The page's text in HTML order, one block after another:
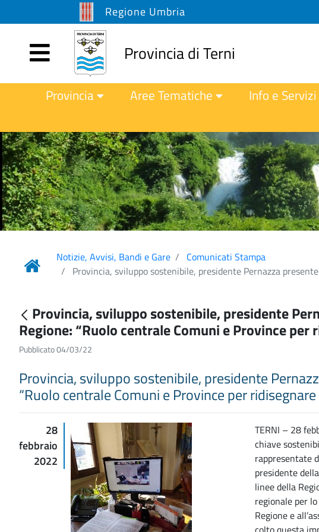
Regione Umbria
Provincia di Terni
Provincia Aree Tematiche Info e Servizi
Notizie, Avvisi, Bandi e Gare
Comunicati Stampa
Provincia, sviluppo sostenibile, presidente Pernazza
Provincia, sviluppo sostenibile, presidente
Regione: “Ruolo centrale Comuni e Province
Pubblicato 04/03/22
Provincia, sviluppo sostenibile, presidente
“Ruolo centrale Comuni e Province per
28
febbraio
2022
TERNI – 28
chiave
rappresentate
presidente
linee della
regionale per
Regione e